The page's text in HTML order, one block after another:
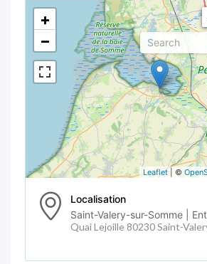
<!---->
+
−
Leaflet | ©
Localisation
Saint-Valery-sur-Somme |
Quai Lejoille 80230 Saint-